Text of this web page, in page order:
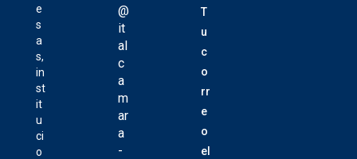
e
s
a
s,
in
st
it
u
ci
o
@
it
al
c
a
m
ar
a
-
T
u
c
o
rr
e
o
el